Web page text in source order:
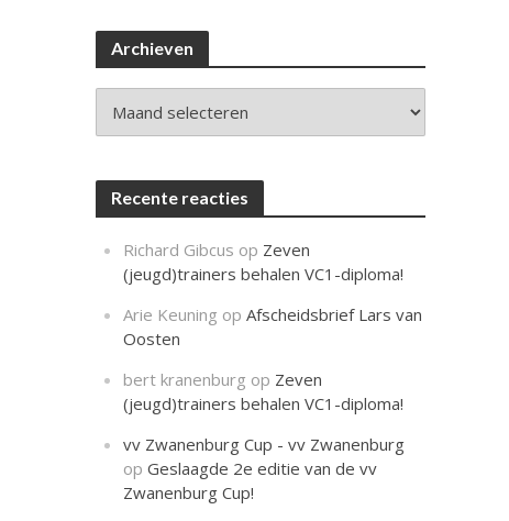
t
Archieven
Recente reacties
Richard Gibcus op Zeven
(jeugd)trainers behalen VC1-diploma!
Arie Keuning opAfscheidsbrief Lars van
Oosten
bert kranenburg op Zeven
(jeugd)trainers behalen VC1-diploma!
vv Zwanenburg Cup - vv Zwanenburg
opGeslaagde 2e editie van de vv
Zwanenburg Cup!